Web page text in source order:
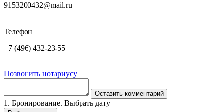
9153200432@mail.ru
Телефон
+7 (496) 432-23-55
Позвонить нотариусу
Оставить комментарий
1. Бронирование. Выбрать дату